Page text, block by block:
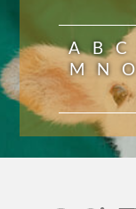
A B C
M
N O